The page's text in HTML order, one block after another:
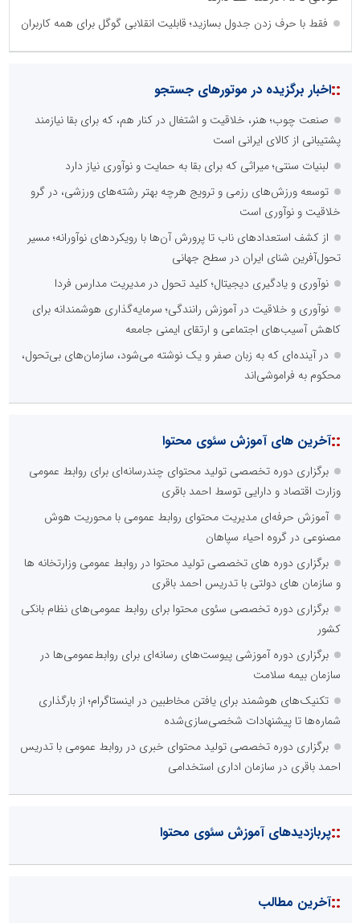
فقط با حرف زدن جدول بسازید؛ قابلیت انقلابی گوگل برای همه کاربران
::اخبار برگزیده در موتورهای جستجو
صنعت چوب؛ هنر، خلاقیت و اشتغال در کنار هم، که برای بقا نیازمند
پشتیبانی از کالای ایرانی است
لبنیات سنتی؛ میراثی که برای بقا به حمایت و نوآوری نیاز دارد
توسعه ورزش‌های رزمی و ترویج هرچه بهتر رشته‌های ورزشی، در گرو
خلاقیت و نوآوری است
از کشف استعدادهای ناب تا پرورش آن‌ها با رویکردهای نوآورانه؛ مسیر
تحول‌آفرین شنای ایران در سطح جهانی
نوآوری و یادگیری دیجیتال؛ کلید تحول در مدیریت مدارس فردا
نوآوری و خلاقیت در آموزش رانندگی؛ سرمایه‌گذاری هوشمندانه برای
کاهش آسیب‌های اجتماعی و ارتقای ایمنی جامعه
در آینده‌ای که به زبان صفر و یک نوشته می‌شود، سازمان‌های بی‌تحول،
محکوم به فراموشی‌اند
::آخرین های آموزش سئوی محتوا
برگزاری دوره تخصصی تولید محتوای چندرسانه‌ای برای روابط عمومی
وزارت اقتصاد و دارایی توسط احمد باقری
آموزش حرفه‌ای مدیریت محتوای روابط عمومی با محوریت هوش
مصنوعی در گروه احیاء سپاهان
برگزاری دوره های تخصصی تولید محتوا در روابط عمومی وزارتخانه ها
و سازمان های دولتی با تدریس احمد باقری
برگزاری دوره تخصصی سئوی محتوا برای روابط عمومی‌های نظام بانکی
کشور
برگزاری دوره آموزشی پیوست‌های رسانه‌ای برای روابط‌عمومی‌ها در
سازمان بیمه سلامت
تکنیک‌های هوشمند برای یافتن مخاطبین در اینستاگرام؛ از بارگذاری
شماره‌ها تا پیشنهادات شخصی‌سازی‌شده
برگزاری دوره تخصصی تولید محتوای خبری در روابط عمومی با تدریس
احمد باقری در سازمان اداری استخدامی
::پربازدیدهای آموزش سئوی محتوا
::آخرین مطالب